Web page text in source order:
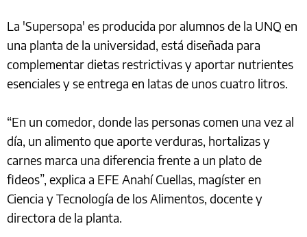
La 'Supersopa' es producida por alumnos de la UNQ en
una planta de la universidad, está diseñada para
complementar dietas restrictivas y aportar nutrientes
esenciales y se entrega en latas de unos cuatro litros.
“En un comedor, donde las personas comen una vez al
día, un alimento que aporte verduras, hortalizas y
carnes marca una diferencia frente a un plato de
fideos”, explica a EFE Anahí Cuellas, magíster en
Ciencia y Tecnología de los Alimentos, docente y
directora de la planta.